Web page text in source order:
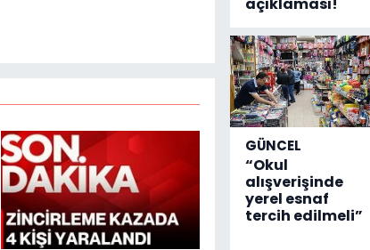
açıklaması!
GÜNCEL
“Okul
alışverişinde
yerel esnaf
tercih edilmeli”